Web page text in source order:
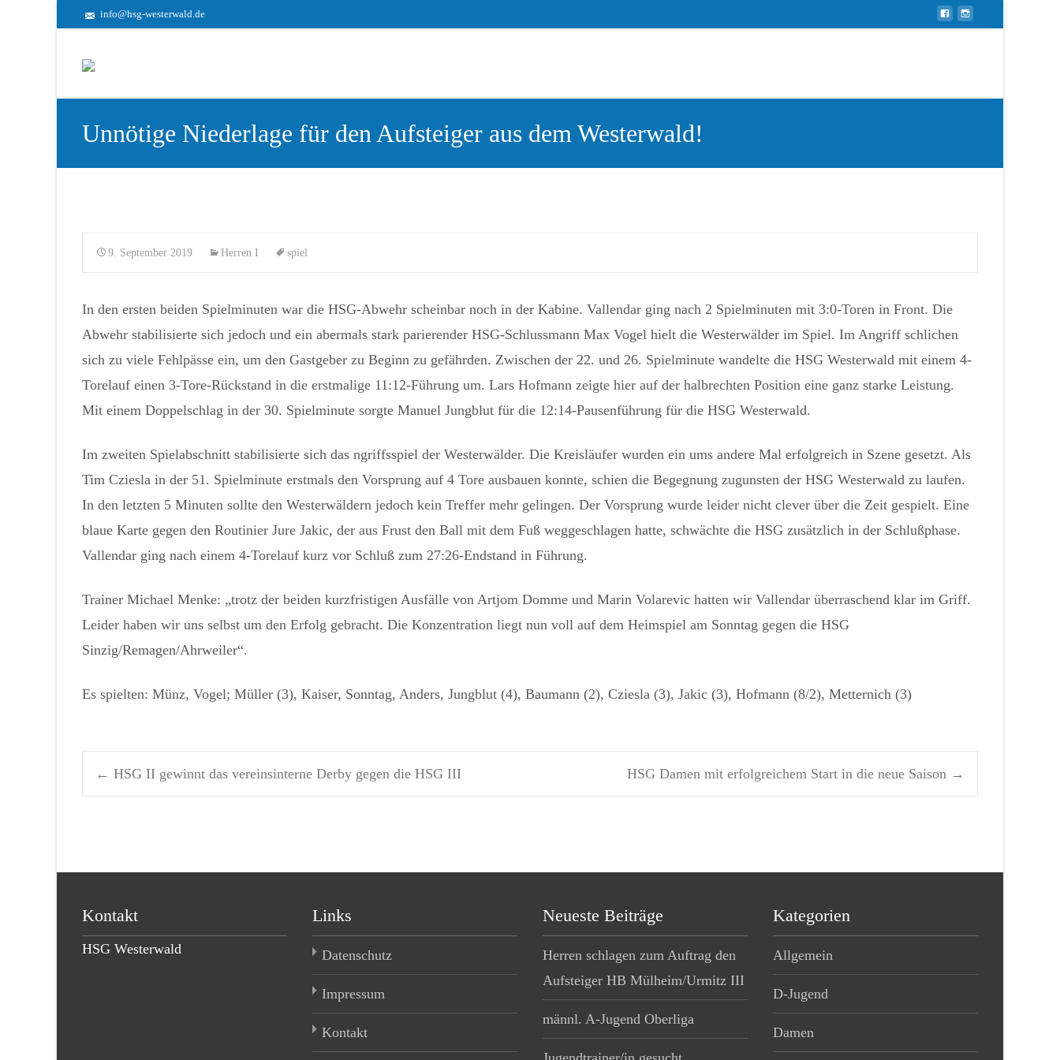
info@hsg-westerwald.de
Unnötige Niederlage für den Aufsteiger aus dem Westerwald!
9. September 2019 Herren I spiel
In den ersten beiden Spielminuten war die HSG-Abwehr scheinbar noch in der Kabine. Vallendar ging nach 2 Spielminuten mit 3:0-Toren in Front. Die
Abwehr stabilisierte sich jedoch und ein abermals stark parierender HSG-Schlussmann Max Vogel hielt die Westerwälder im Spiel. Im Angriff schlichen
sich zu viele Fehlpässe ein, um den Gastgeber zu Beginn zu gefährden. Zwischen der 22. und 26. Spielminute wandelte die HSG Westerwald mit einem 4-
Torelauf einen 3-Tore-Rückstand in die erstmalige 11:12-Führung um. Lars Hofmann zeigte hier auf der halbrechten Position eine ganz starke Leistung.
Mit einem Doppelschlag in der 30. Spielminute sorgte Manuel Jungblut für die 12:14-Pausenführung für die HSG Westerwald.
Im zweiten Spielabschnitt stabilisierte sich das ngriffsspiel der Westerwälder. Die Kreisläufer wurden ein ums andere Mal erfolgreich in Szene gesetzt. Als
Tim Cziesla in der 51. Spielminute erstmals den Vorsprung auf 4 Tore ausbauen konnte, schien die Begegnung zugunsten der HSG Westerwald zu laufen.
In den letzten 5 Minuten sollte den Westerwäldern jedoch kein Treffer mehr gelingen. Der Vorsprung wurde leider nicht clever über die Zeit gespielt. Eine
blaue Karte gegen den Routinier Jure Jakic, der aus Frust den Ball mit dem Fuß weggeschlagen hatte, schwächte die HSG zusätzlich in der Schlußphase.
Vallendar ging nach einem 4-Torelauf kurz vor Schluß zum 27:26-Endstand in Führung.
Trainer Michael Menke: „trotz der beiden kurzfristigen Ausfälle von Artjom Domme und Marin Volarevic hatten wir Vallendar überraschend klar im Griff.
Leider haben wir uns selbst um den Erfolg gebracht. Die Konzentration liegt nun voll auf dem Heimspiel am Sonntag gegen die HSG
Sinzig/Remagen/Ahrweiler“.
Es spielten: Münz, Vogel; Müller (3), Kaiser, Sonntag, Anders, Jungblut (4), Baumann (2), Cziesla (3), Jakic (3), Hofmann (8/2), Metternich (3)
Post navigation
← HSG II gewinnt das vereinsinterne Derby gegen die HSG III HSG Damen mit erfolgreichem Start in die neue Saison →
Kontakt
HSG Westerwald
Links
Datenschutz
Impressum
Kontakt
Neueste Beiträge
Herren schlagen zum Auftrag den
Aufsteiger HB Mülheim/Urmitz III
männl. A-Jugend Oberliga
Kategorien
Allgemein
D-Jugend
Damen